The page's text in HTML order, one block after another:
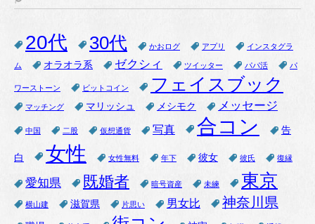
20代 30代 かおログ アプリ インスタグラ
ム オラオラ系 ゼクシィ ツイッター パパ活 パ
ワーストーン ビットコイン フェイスブック
マッチング マリッシュ メシモク メッセージ
中国 二股 仮想通貨 写真 合コン 告
白 女性 女性無料 年下 彼女 彼氏 復縁
愛知県 既婚者 暗号資産 未練 東京
横山建 滋賀県 片思い 男女比 神奈川県